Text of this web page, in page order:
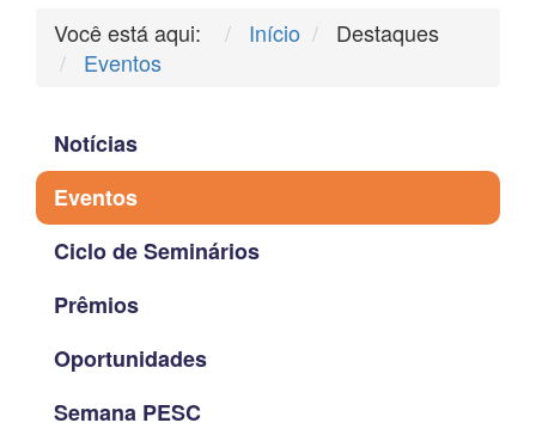
Você está aqui: Início
Destaques
Eventos
Notícias
Eventos
Ciclo de Seminários
Prêmios
Oportunidades
Semana PESC